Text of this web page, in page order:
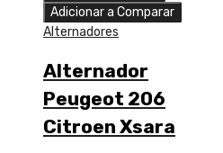
Adicionar a Comparar
Alternadores
Alternador
Peugeot 206
Citroen Xsara